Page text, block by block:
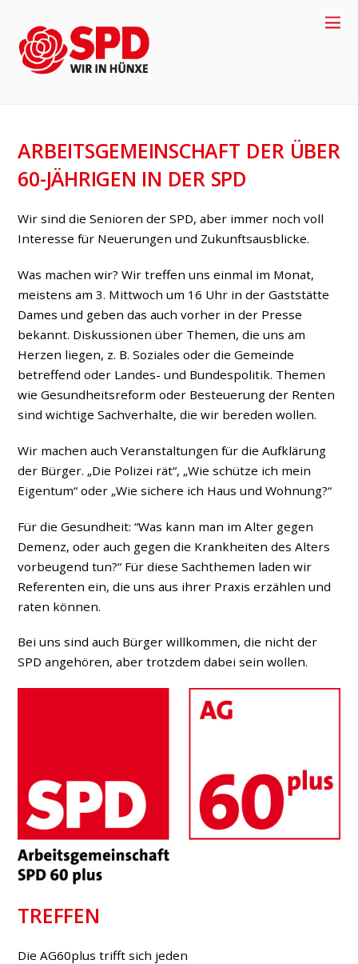
ARBEITSGEMEINSCHAFT DER ÜBER
60-JÄHRIGEN IN DER SPD
Wir sind die Senioren der SPD, aber immer noch voll
Interesse für Neuerungen und Zukunftsausblicke.
Was machen wir? Wir treffen uns einmal im Monat,
meistens am 3. Mittwoch um 16 Uhr in der Gaststätte
Dames und geben das auch vorher in der Presse
bekannt. Diskussionen über Themen, die uns am
Herzen liegen, z. B. Soziales oder die Gemeinde
betreffend oder Landes- und Bundespolitik. Themen
wie Gesundheitsreform oder Besteuerung der Renten
sind wichtige Sachverhalte, die wir bereden wollen.
Wir machen auch Veranstaltungen für die Aufklärung
der Bürger. „Die Polizei rät“, „Wie schütze ich mein
Eigentum“ oder „Wie sichere ich Haus und Wohnung?“
Für die Gesundheit: “Was kann man im Alter gegen
Demenz, oder auch gegen die Krankheiten des Alters
vorbeugend tun?“ Für diese Sachthemen laden wir
Referenten ein, die uns aus ihrer Praxis erzählen und
raten können.
Bei uns sind auch Bürger willkommen, die nicht der
SPD angehören, aber trotzdem dabei sein wollen.
TREFFEN
Die AG60plus trifft sich jeden